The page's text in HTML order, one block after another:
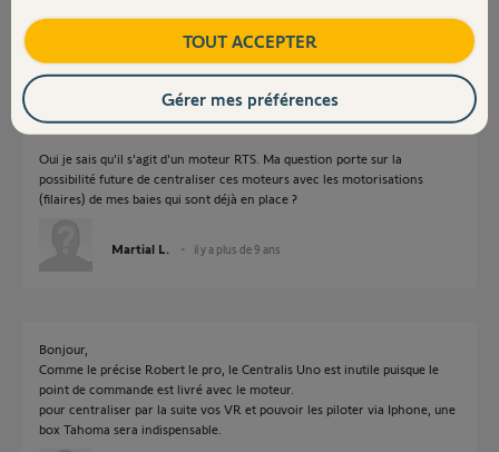
Oui je sais qu'il s'agit d'un moteur RTS. Ma question porte sur la
possibilité future de centraliser ces moteurs avec les motorisations
(filaires) de mes baies qui sont déjà en place ?
Martial L. il y a plus de 9 ans
Bonjour,
Comme le précise Robert le pro, le Centralis Uno est inutile puisque le
point de commande est livré avec le moteur.
pour centraliser par la suite vos VR et pouvoir les piloter via Iphone, une
box Tahoma sera indispensable.
TOUT ACCEPTER
Gérer mes préférences